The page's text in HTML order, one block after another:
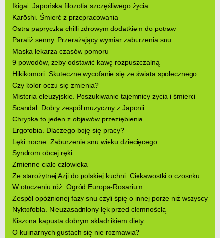
Ikigai. Japońska filozofia szczęśliwego życia
Karōshi. Śmierć z przepracowania
Ostra papryczka chilli zdrowym dodatkiem do potraw
Paraliż senny. Przerażający wymiar zaburzenia snu
Maska lekarza czasów pomoru
9 powodów, żeby odstawić kawę rozpuszczalną
Hikikomori. Skuteczne wycofanie się ze świata społecznego
Czy kolor oczu się zmienia?
Misteria eleuzyjskie. Poszukiwanie tajemnicy życia i śmierci
Scandal. Dobry zespół muzyczny z Japonii
Chrypka to jeden z objawów przeziębienia
Ergofobia. Dlaczego boję się pracy?
Lęki nocne. Zaburzenie snu wieku dziecięcego
Syndrom obcej ręki
Zmienne ciało człowieka
Ze starożytnej Azji do polskiej kuchni. Ciekawostki o czosnku
W otoczeniu róż. Ogród Europa-Rosarium
Zespół opóźnionej fazy snu czyli śpię o innej porze niż wszyscy
Nyktofobia. Nieuzasadniony lęk przed ciemnością
Kiszona kapusta dobrym składnikiem diety
O kulinarnych gustach się nie rozmawia?